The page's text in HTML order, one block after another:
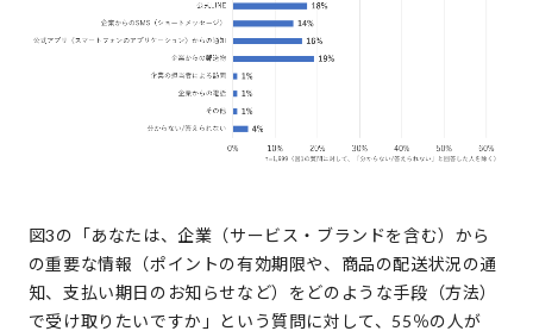
図3の「あなたは、企業（サービス・ブランドを含む）から
の重要な情報（ポイントの有効期限や、商品の配送状況の通
知、支払い期日のお知らせなど）をどのような手段（方法）
で受け取りたいですか」という質問に対して、55％の人が